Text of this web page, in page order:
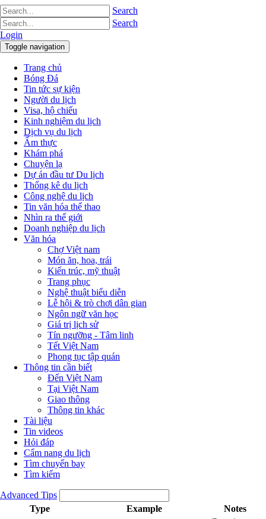
Search
Search
Login
Toggle navigation
Trang chủ
Bóng Đá
Tin tức sự kiện
Người du lịch
Visa, hộ chiếu
Kinh nghiệm du lịch
Dịch vụ du lịch
Ẩm thực
Khám phá
Chuyện lạ
Dự án đầu tư Du lịch
Thống kê du lịch
Công nghệ du lịch
Tin văn hóa thể thao
Nhìn ra thế giới
Doanh nghiệp du lịch
Văn hóa
Chợ Việt nam
Món ăn, hoa, trái
Kiến trúc, mỹ thuật
Trang phục
Nghệ thuật biểu diễn
Lễ hội & trò chơi dân gian
Ngôn ngữ văn học
Giá trị lịch sử
Tín ngưỡng - Tâm linh
Tết Việt Nam
Phong tục tập quán
Thông tin cần biết
Đến Việt Nam
Tại Việt Nam
Giao thông
Thông tin khác
Tài liệu
Tin videos
Hỏi đáp
Cẩm nang du lịch
Tìm chuyến bay
Tìm kiếm
Advanced Tips
Type
Example Notes